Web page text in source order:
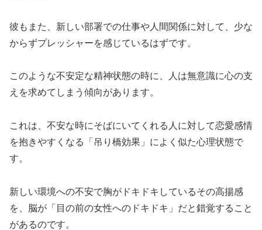
彼もまた、新しい部署での仕事や人間関係に対して、少な
からずプレッシャーを感じているはずです。
このような不安定な精神状態の時に、人は無意識に心の支
えを求めてしまう傾向があります。
これは、不安な時にそばにいてくれる人に対して恋愛感情
を抱きやすくなる「吊り橋効果」によく似た心理状態で
す。
新しい環境への不安で胸がドキドキしているその高揚感
を、脳が「目の前の女性へのドキドキ」だと錯覚すること
があるのです。